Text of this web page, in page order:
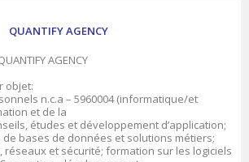
QUANTIFY AGENCY
AGENCY
objet:
n.c.a – 5960004 (informatique/et
et de la
études et développement d’application;
bases de données et solutions métiers;
réseaux et sécurité; formation sur les logiciels